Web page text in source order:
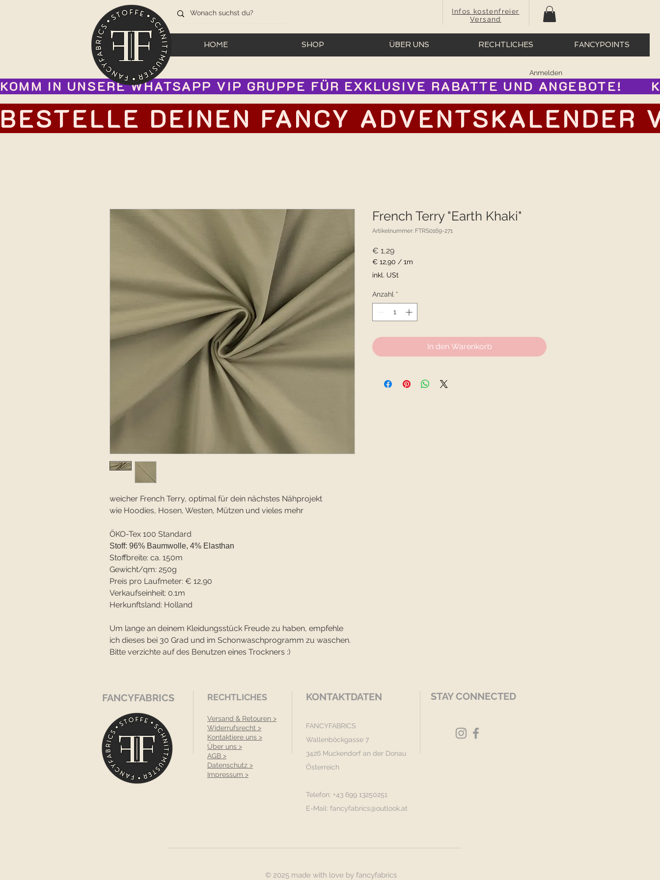
Infos kostenfreier
Versand
HOME SHOP ÜBER UNS RECHTLICHES FANCYPOINTS
Anmelden
KOMM IN UNSERE WHATSAPP VIP GRUPPE FÜR EXKLUSIVE RABATTE UND ANGEBOTE!
BESTELLE DEINEN FANCY
weicher French Terry, optimal für dein nächstes Nähprojekt
wie Hoodies, Hosen, Westen, Mützen und vieles mehr
ÖKO-Tex 100 Standard
Stoff: 96% Baumwolle, 4% Elasthan
Stoffbreite: ca. 150m
Gewicht/qm: 250g
Preis pro Laufmeter: € 12,90
Verkaufseinheit: 0.1m
Herkunftsland: Holland
Um lange an deinem Kleidungsstück Freude zu haben, empfehle
ich dieses bei 30 Grad und im Schonwaschprogramm zu waschen.
Bitte verzichte auf des Benutzen eines Trockners :)
French Terry "Earth Khaki"
Artikelnummer: FTRS0169-271
€ 1,29Preis
€ 12,90 / 1m
€ 12,90
1
Meter
inkl. USt
Anzahl *
In den Warenkorb
© 2025 made with love by fancyfabrics
FANCYFABRICS RECHTLICHES
Versand & Retouren >
Widerrufsrecht >
Kontaktiere uns >
Über uns >
AGB >
Datenschutz >
Impressum >
KONTAKTDATEN
FANCYFABRICS
Wallenböckgasse 7
3426 Muckendorf an der Donau
Österreich
Telefon: +43 699 13250251
E-Mail: fancyfabrics@outlook.at
STAY CONNECTED